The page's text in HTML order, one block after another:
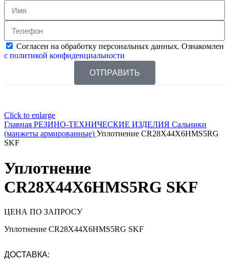
Согласен на обработку персональных данных. Ознакомлен
с политикой конфиденциальности
ОТПРАВИТЬ
Click to enlarge
Главная РЕЗИНО-ТЕХНИЧЕСКИЕ ИЗДЕЛИЯ Сальники
(манжеты армированные) Уплотнение CR28X44X6HMS5RG
SKF
Уплотнение
CR28X44X6HMS5RG SKF
ЦЕНА ПО ЗАПРОСУ
Уплотнение CR28X44X6HMS5RG SKF
ДОСТАВКА: